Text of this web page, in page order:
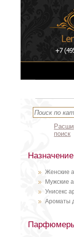
поиск
Женские
Мужские
Унисекс
Ароматы